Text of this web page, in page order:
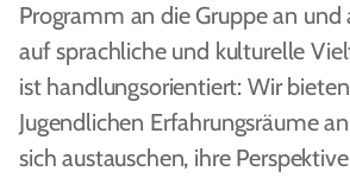
Programm an die Gruppe an
auf sprachliche und kulturelle
ist handlungsorientiert: Wir
Jugendlichen Erfahrungsräume
sich austauschen, ihre